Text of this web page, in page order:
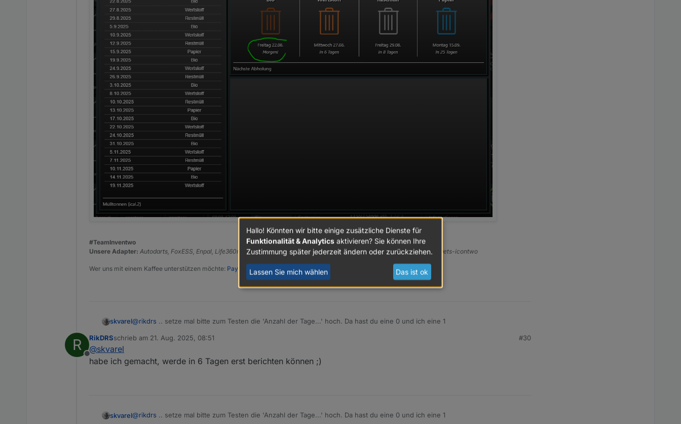
einzigst sichtbarer Unterschied sind die "Anzahl der Tage, bis Maßnahmen erforderlich sind"; die sind bei mir auf "0", habe
sie mal auf "1" wie bei Dir gesetzt
#TeamInventwo
Unsere Adapter: Autodarts, FoxESS, Enpal, Life360ng, Tidy, vis-inventwo, vis-2-widgets-inventwo, vis-icontwo, vis-2-widgets-icontwo
Wer uns mit einem Kaffee unterstützen möchte: PayPal
skvarel@rikdrs .. setze mal bitte zum Testen die 'Anzahl der Tage...' hoch. Da hast du eine 0 und ich eine 1
Ich werte im Script das Objekt 'daysLeft' aus. Eventuell liegt das an der 0 !?
Danach bitte einmal mein Script neu starten.
R
Offline
RikDRSschrieb am 21. Aug. 2025, 08:51
zuletzt editiert von
#30
@skvarel
habe ich gemacht, werde in 6 Tagen erst berichten können ;)
skvarel@rikdrs .. setze mal bitte zum Testen die 'Anzahl der Tage...' hoch. Da hast du eine 0 und ich eine 1
Hallo! Könnten wir bitte einige zusätzliche Dienste für
Funktionalität & Analytics aktivieren? Sie können Ihre
Zustimmung später jederzeit ändern oder zurückziehen.
Lassen Sie mich wählen Das ist ok